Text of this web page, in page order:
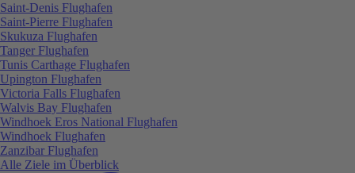
Saint-Denis Flughafen
Saint-Pierre Flughafen
Skukuza Flughafen
Tanger Flughafen
Tunis Carthage Flughafen
Upington Flughafen
Victoria Falls Flughafen
Walvis Bay Flughafen
Windhoek Eros National Flughafen
Windhoek Flughafen
Zanzibar Flughafen
Alle Ziele im Überblick